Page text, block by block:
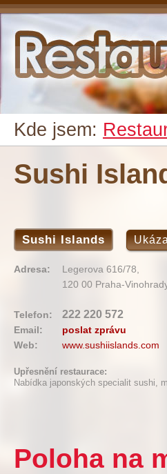
Kde jsem:
Sushi
Sushi Islands
Adresa:
Legerova 616/78,
120 00 Praha-
Telefon: 222 220 572
Email:
poslat zprávu
Web:
www.sushiislands.com
Upřesnění restaurace:
Nabídka japonských specialit sushi,
Poloha na